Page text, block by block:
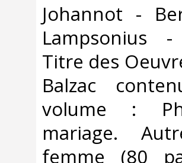
Johannot -
Lampsonius
Titre des
Balzac
volume :
mariage.
femme (80